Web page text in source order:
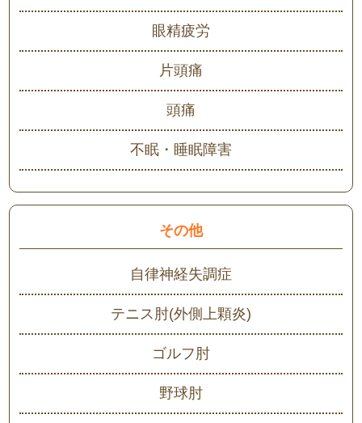
眼精疲労
片頭痛
頭痛
不眠・睡眠障害
その他
自律神経失調症
テニス肘(外側上顆炎)
ゴルフ肘
野球肘